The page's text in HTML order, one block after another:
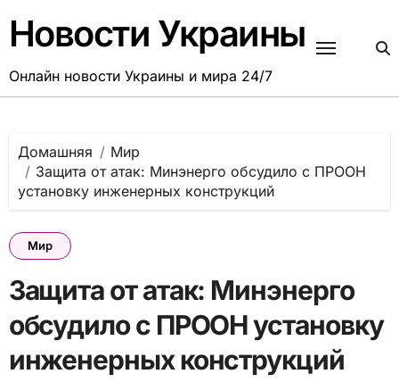
содержанию
Новости Украины
Онлайн новости Украины и мира 24/7
Домашняя
Мир
Защита от атак: Минэнерго обсудило с ПРООН
установку инженерных конструкций
Мир
Защита от атак: Минэнерго
обсудило с ПРООН установку
инженерных конструкций